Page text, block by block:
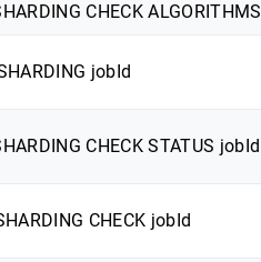
CHECK ALGORITHMS
jobId
CHECK STATUS jobId
CHECK jobId